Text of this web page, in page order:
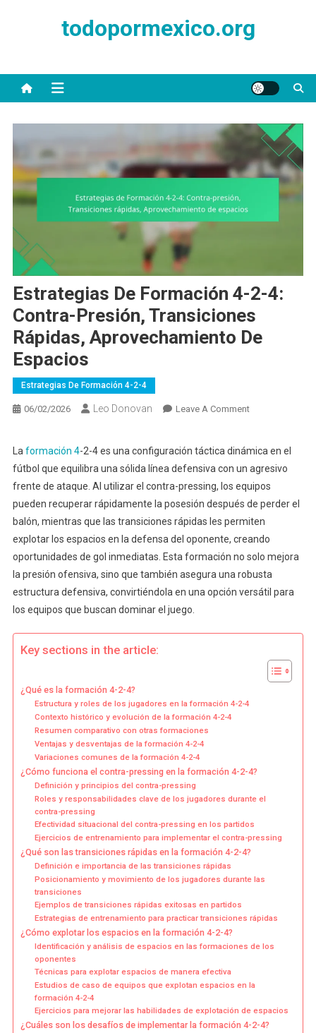
todopormexico.org
Estrategias De Formación 4-2-4:
Contra-Presión, Transiciones
Rápidas, Aprovechamiento De
Espacios
Estrategias De Formación 4-2-4
06/02/2026 Leo Donovan Leave A CommentOn
Formación
4-
2-
4:
Contra-
Presión,
Transiciones
Rápidas,
Laformación 4-2-4 es una configuración táctica dinámica en el
fútbol que equilibra una sólida línea defensiva con un agresivo
frente de ataque. Al utilizar el contra-pressing, los equipos
pueden recuperar rápidamente la posesión después de perder el
balón, mientras que las transiciones rápidas les permiten
explotar los espacios en la defensa del oponente, creando
oportunidades de gol inmediatas. Esta formación no solo mejora
la presión ofensiva, sino que también asegura una robusta
estructura defensiva, convirtiéndola en una opción versátil para
los equipos que buscan dominar el juego.
Key sections in the article:
¿Qué es la formación 4-2-4?
Estructura y roles de los jugadores en la formación 4-2-4
Contexto histórico y evolución de la formación 4-2-4
Resumen comparativo con otras formaciones
Ventajas y desventajas de la formación 4-2-4
Variaciones comunes de la formación 4-2-4
¿Cómo funciona el contra-pressing en la formación 4-2-4?
Definición y principios del contra-pressing
Roles y responsabilidades clave de los jugadores durante el
contra-pressing
Efectividad situacional del contra-pressing en los partidos
Ejercicios de entrenamiento para implementar el contra-pressing
¿Qué son las transiciones rápidas en la formación 4-2-4?
Definición e importancia de las transiciones rápidas
Posicionamiento y movimiento de los jugadores durante las
transiciones
Ejemplos de transiciones rápidas exitosas en partidos
Estrategias de entrenamiento para practicar transiciones rápidas
¿Cómo explotar los espacios en la formación 4-2-4?
Identificación y análisis de espacios en las formaciones de los
oponentes
Técnicas para explotar espacios de manera efectiva
Estudios de caso de equipos que explotan espacios en la
formación 4-2-4
Ejercicios para mejorar las habilidades de explotación de espacios
¿Cuáles son los desafíos de implementar la formación 4-2-4?